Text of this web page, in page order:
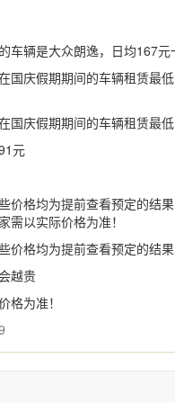
车辆是大众朗逸，日均167
国庆假期期间的车辆租赁最
国庆假期期间的车辆租赁最
元
价格均为提前查看预定的结
需以实际价格为准！
价格均为提前查看预定的结果
越贵
格为准！